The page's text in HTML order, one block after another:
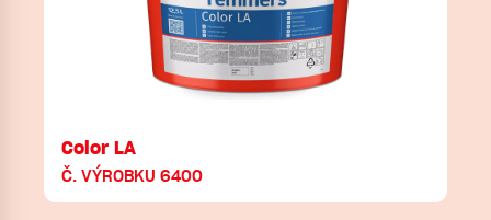
Color LA
Č. VÝROBKU 6400